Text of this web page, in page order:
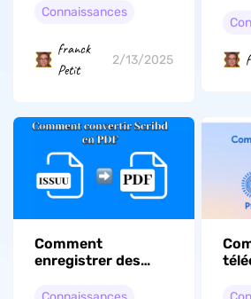
vous pour la fête
Connaissances
franck
Petit
2/13/2025
Comment
enregistrer des
au format PDF et